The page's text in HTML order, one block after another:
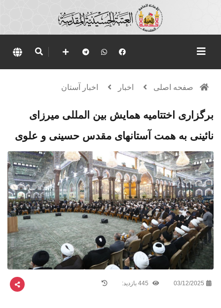
صفحه اصلی اخبار اخبار آستان
برگزاری اختتامیه همایش بین المللی میرزای
نائینی به همت آستانهای مقدس حسینی و علوی
03/12/2025